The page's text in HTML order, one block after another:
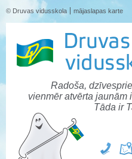
© Druvas vidusskola mājaslapas karte
Radoša,
vienmēr atvērta jaunām
Tāda ir